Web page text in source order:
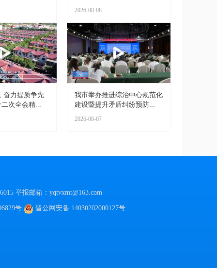
2026-08-08
奋力提质争先
次全会精...
我市举办推进综治中心规范化
建设暨提升矛盾纠纷预防...
2026-08-07
举报邮箱：yqtvxmt@163.com
号 晋公网安备 14030202000127号